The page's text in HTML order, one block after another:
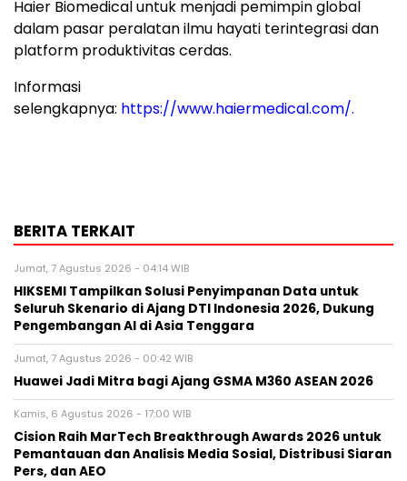
Haier Biomedical untuk menjadi pemimpin global
dalam pasar peralatan ilmu hayati terintegrasi dan
platform produktivitas cerdas.
Informasi
selengkapnya: https://www.haiermedical.com/.
BERITA TERKAIT
Jumat, 7 Agustus 2026 - 04:14 WIB
HIKSEMI Tampilkan Solusi Penyimpanan Data untuk
Seluruh Skenario di Ajang DTI Indonesia 2026, Dukung
Pengembangan AI di Asia Tenggara
Jumat, 7 Agustus 2026 - 00:42 WIB
Huawei Jadi Mitra bagi Ajang GSMA M360 ASEAN 2026
Kamis, 6 Agustus 2026 - 17:00 WIB
Cision Raih MarTech Breakthrough Awards 2026 untuk
Pemantauan dan Analisis Media Sosial, Distribusi Siaran
Pers, dan AEO